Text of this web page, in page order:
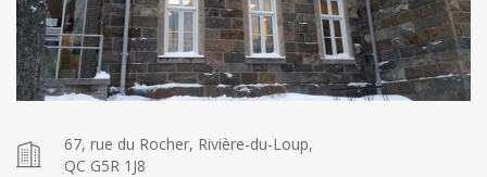
67, rue du Rocher, Rivière-du-Loup,
QC G5R 1J8